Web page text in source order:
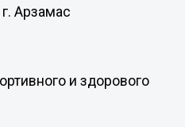
Арзамас
и здорового